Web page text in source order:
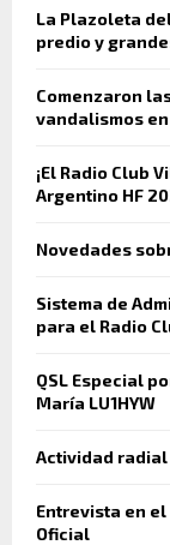
La Plazoleta
predio y
Comenzaron
vandalismos
¡El Radio Club
Argentino HF
Novedades
Sistema de
para el Radio
QSL Especial
María LU1HYW
Actividad radial
Entrevista en el
Oficial